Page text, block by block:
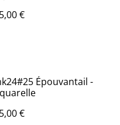
€
Épouvantail -
€